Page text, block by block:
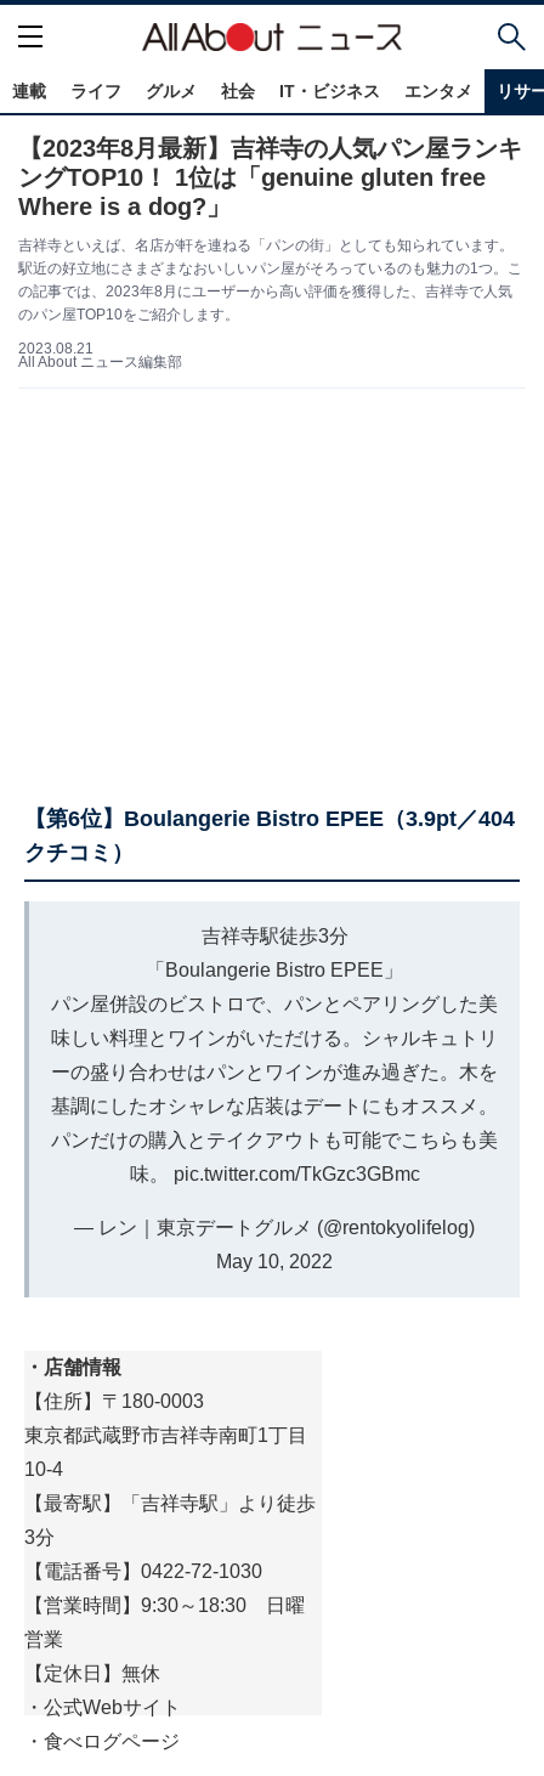
連載 ライフ グルメ 社会 IT・ビジネス エンタメ リサ
【2023年8月最新】吉祥寺の人気パン屋ランキ
ングTOP10！ 1位は「genuine gluten free
Where is a dog?」
吉祥寺といえば、名店が軒を連ねる「パンの街」としても知られています。
駅近の好立地にさまざまなおいしいパン屋がそろっているのも魅力の1つ。こ
の記事では、2023年8月にユーザーから高い評価を獲得した、吉祥寺で人気
のパン屋TOP10をご紹介します。
2023.08.21
All About ニュース編集部
【第6位】Boulangerie Bistro EPEE（3.9pt／404
クチコミ）
吉祥寺駅徒歩3分
「Boulangerie Bistro EPEE」
パン屋併設のビストロで、パンとペアリングした美
味しい料理とワインがいただける。シャルキュトリ
ーの盛り合わせはパンとワインが進み過ぎた。木を
基調にしたオシャレな店装はデートにもオススメ。
パンだけの購入とテイクアウトも可能でこちらも美
味。 pic.twitter.com/TkGzc3GBmc
— レン｜東京デートグルメ (@rentokyolifelog)
May 10, 2022
・店舗情報
【住所】〒180-0003
東京都武蔵野市吉祥寺南町1丁目
10-4
【最寄駅】「吉祥寺駅」より徒歩
3分
【電話番号】0422-72-1030
【営業時間】9:30～18:30 日曜
営業
【定休日】無休
・ 公式Webサイト
・ 食べログページ